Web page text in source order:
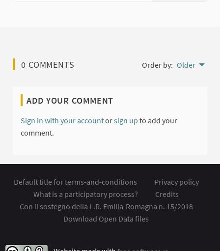
0 COMMENTS Order by: Older
ADD YOUR COMMENT
Sign in with your accountorsign up to add your
comment.
Default title for terms-and-conditions
Privacy policy
What is a participatory process?
Credits
Con il sostegno della L.R. Emilia-Romagna n. 15/2018
Download Open Data files